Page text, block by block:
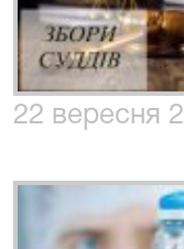
22 вересня